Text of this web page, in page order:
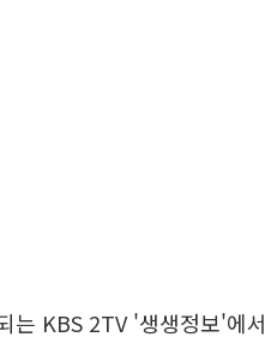
KBS 2TV '생생정보'에서